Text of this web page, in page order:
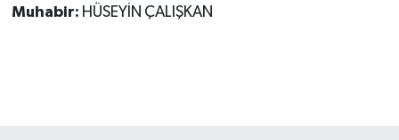
Muhabir: HÜSEYİN ÇALIŞKAN